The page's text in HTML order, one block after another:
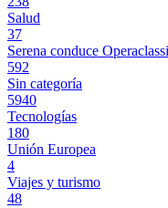
Salud
37
Serena conduce
592
Sin categoría
5940
Tecnologías
180
Unión Europea
4
Viajes y turismo
48